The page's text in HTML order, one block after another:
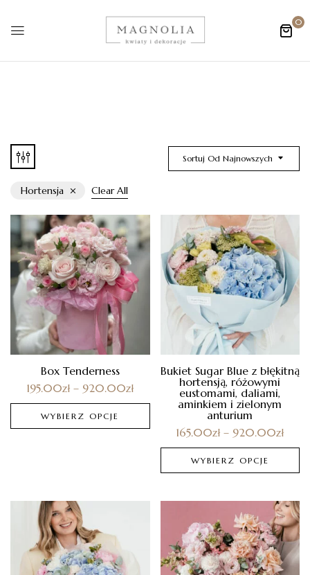
0
Sortuj Od Najnowszych
Hortensja Clear All
Box Tenderness
195.00zł – 920.00zł
WYBIERZ OPCJE
Bukiet Sugar Blue z błękitną
hortensją, różowymi
eustomami, daliami,
aminkiem i zielonym
anturium
165.00zł – 920.00zł
WYBIERZ OPCJE